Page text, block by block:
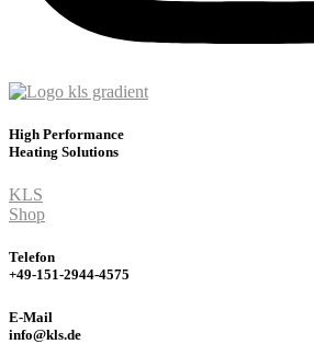
High Performance
Heating Solutions
KLS
Shop
Telefon
+49-151-2944-4575
E-Mail
info@kls.de